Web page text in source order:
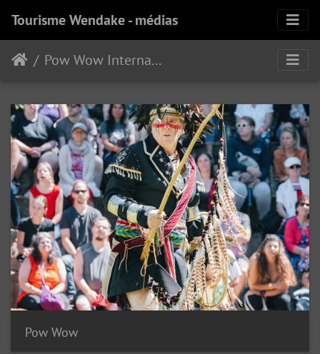
Tourisme Wendake - médias
Pow Wow International de Wendake
Pow Wow